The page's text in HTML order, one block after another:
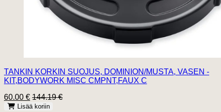
TANKIN KORKIN SUOJUS, DOMINION/MUSTA, VASEN -
KIT,BODYWORK MISC CMPNT,FAUX C
60.00 € 144.19 €
Lisää koriin